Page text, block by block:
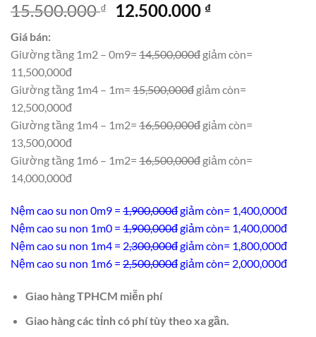
15.500.000₫
Giá
15.500.000 ₫.
12.500.000 ₫Giá
là:
Giá bán:
Giường tầng 1m2 – 0m9= 14,500,000đ giảm còn=
11,500,000đ
Giường tầng 1m4 – 1m= 15,500,000đ giảm còn=
12,500,000đ
Giường tầng 1m4 – 1m2= 16,500,000đ giảm còn=
13,500,000đ
Giường tầng 1m6 – 1m2= 16,500,000đ giảm còn=
14,000,000đ
Nệm cao su non 0m9 = 1,900,000đgiảm còn= 1,400,000đ
Nệm cao su non 1m0 = 1,900,000đgiảm còn= 1,400,000đ
Nệm cao su non 1m4 = 2,300,000đgiảm còn= 1,800,000đ
Nệm cao su non 1m6 = 2,500,000đgiảm còn= 2,000,000đ
Giao hàng TPHCM miễn phí
Giao hàng các tỉnh có phí tùy theo xa gần.